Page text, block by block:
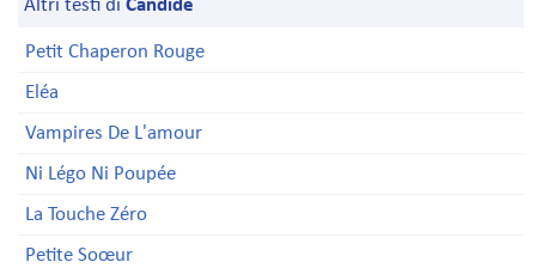
Altri testi di Candide
Petit Chaperon Rouge
Eléa
Vampires De L'amour
Ni Légo Ni Poupée
La Touche Zéro
Petite Soœur